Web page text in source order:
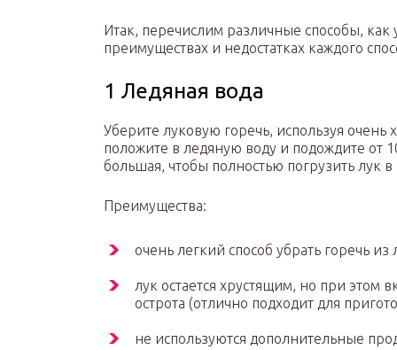
Итак, перечислим различные способы, как
преимуществах и недостатках каждого
1 Ледяная вода
Уберите луковую горечь, используя
положите в ледяную воду и подождите от
большая, чтобы полностью погрузить лук в
Преимущества:
очень легкий способ убрать горечь из
лук остается хрустящим, но при этом
острота (отлично подходит для
не используются дополнительные